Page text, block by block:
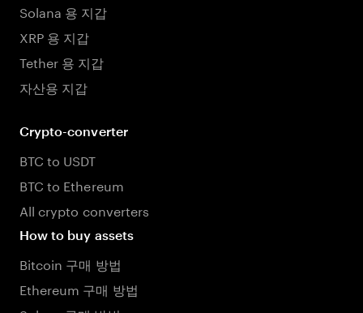
Solana 용 지갑
XRP 용 지갑
Tether 용 지갑
자산용 지갑
Crypto-converter
BTC to USDT
BTC to Ethereum
All crypto converters
How to buy assets
Bitcoin 구매 방법
Ethereum 구매 방법